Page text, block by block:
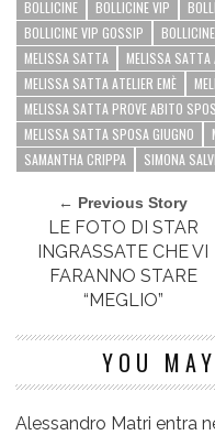
BOLLICINE
BOLLICINE VIP
BOLLICINE VIP GOSSIP
MELISSA SATTA
MELISSA SATTA
MELISSA SATTA ATELIER EMÈ
MELISSA SATTA PROVE ABITO
MELISSA SATTA SPOSA GIUGNO
SAMANTHA CRIPPA
SIMONA
← Previous Story
LE FOTO DI STAR
INGRASSATE CHE VI
FARANNO STARE
“MEGLIO”
YOU
Alessandro Matri entra